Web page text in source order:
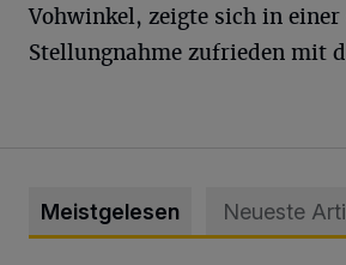
Vohwinkel, zeigte sich in einer
Stellungnahme zufrieden mit
Meistgelesen Neueste